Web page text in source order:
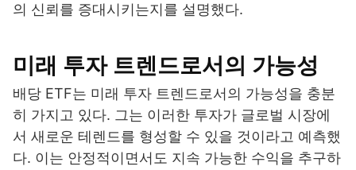
의 신뢰를 증대시키는지를 설명했다.
미래 투자 트렌드로서의 가능성
배당 ETF는 미래 투자 트렌드로서의 가능성을 충분
히 가지고 있다. 그는 이러한 투자가 글로벌 시장에
서 새로운 테렌드를 형성할 수 있을 것이라고 예측했
다. 이는 안정적이면서도 지속 가능한 수익을 추구하